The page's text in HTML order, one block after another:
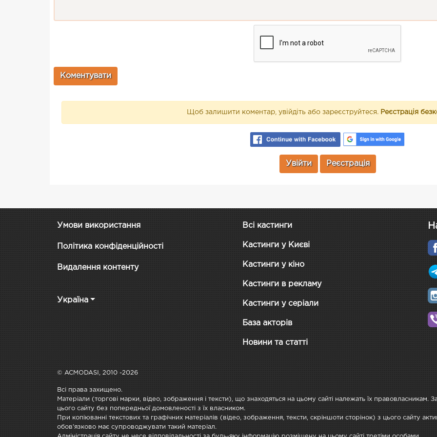
Щоб залишити коментар, увійдіть або зареєструйтеся. Реєстрація
Увійти Реєстрація
Умови використання
Політика конфіденційності
Видалення контенту
Україна
Всі кастинги
Кастинги у Києві
Кастинги у кіно
Кастинги в рекламу
Кастинги у серіали
База акторів
Новини та статті
© ACMODASI, 2010 -2026
Всі права захищено.
Матеріали (торгові марки, відео, зображення і тексти), що знаходяться на цьому сайті належать їх правовласникам.
цього сайту без попередньої домовленості з їх власником.
При копіюванні текстових та графічних матеріалів (відео, зображення, тексти, скріншоти сторінок) з цього сайту
обов'язково має супроводжувати такий матеріал.